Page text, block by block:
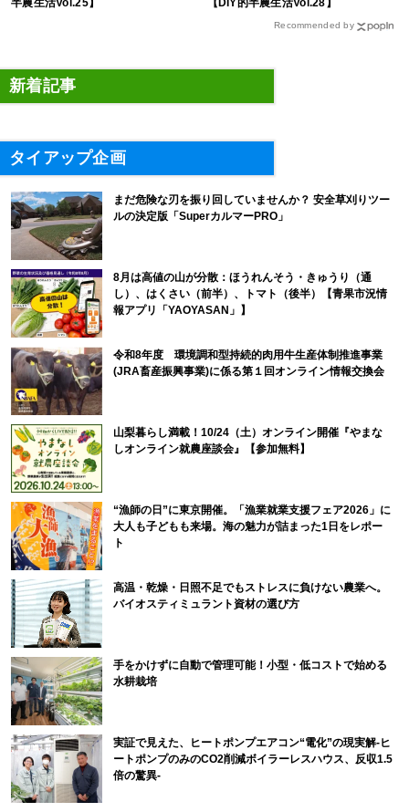
半農生活Vol.25】 【DIY的半農生活Vol.28】
Recommended by
新着記事
タイアップ企画
まだ危険な刃を振り回していませんか？ 安全草刈りツー
ルの決定版「SuperカルマーPRO」
8月は高値の山が分散：ほうれんそう・きゅうり（通
し）、はくさい（前半）、トマト（後半）【青果市況情
報アプリ「YAOYASAN」】
令和8年度 環境調和型持続的肉用牛生産体制推進事業
(JRA畜産振興事業)に係る第１回オンライン情報交換会
山梨暮らし満載！10/24（土）オンライン開催『やまな
しオンライン就農座談会』【参加無料】
“漁師の日”に東京開催。「漁業就業支援フェア2026」に
大人も子どもも来場。海の魅力が詰まった1日をレポー
ト
高温・乾燥・日照不足でもストレスに負けない農業へ。
バイオスティミュラント資材の選び方
手をかけずに自動で管理可能！小型・低コストで始める
水耕栽培
実証で見えた、ヒートポンプエアコン“電化”の現実解-ヒ
ートポンプのみのCO2削減ボイラーレスハウス、反収1.5
倍の驚異-